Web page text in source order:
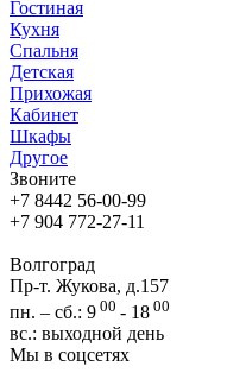
Гостиная
Кухня
Спальня
Детская
Прихожая
Кабинет
Шкафы
Другое
Звоните
+7 8442 56-00-99
+7 904 772-27-11
Волгоград
Пр-т. Жукова, д.157
пн. – сб.: 9 00 - 18 00
вс.: выходной день
Мы в соцсетях